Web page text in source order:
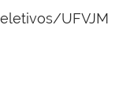
UFVJM